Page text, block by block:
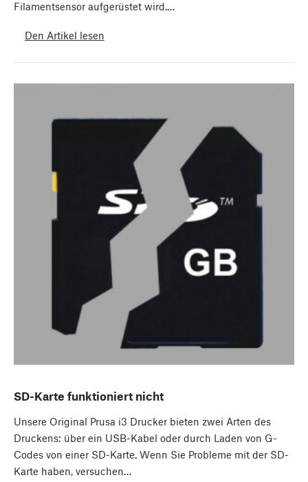
Filamentsensor aufgerüstet wird.…
Den Artikel lesen
SD-Karte funktioniert nicht
Unsere Original Prusa i3 Drucker bieten zwei Arten des
Druckens: über ein USB-Kabel oder durch Laden von G-
Codes von einer SD-Karte. Wenn Sie Probleme mit der SD-
Karte haben, versuchen…